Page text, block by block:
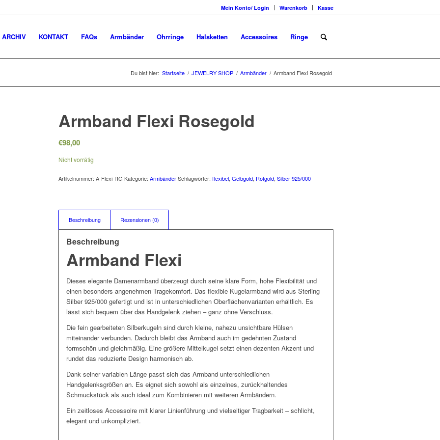
Mein Konto/ Login Warenkorb Kasse
ARCHIV KONTAKT FAQs Armbänder Ohrringe Halsketten Accessoires Ringe
Du bist hier: Startseite / JEWELRY SHOP / Armbänder / Armband Flexi Rosegold
Armband Flexi Rosegold
€98,00
Nicht vorrätig
Artikelnummer:A-Flexi-RG Kategorie:Armbänder Schlagwörter:flexibel,Gelbgold, Rotgold,Silber 925/000
Beschreibung Rezensionen (0)
Beschreibung
Armband Flexi
Dieses elegante Damenarmband überzeugt durch seine klare Form, hohe Flexibilität und
einen besonders angenehmen Tragekomfort. Das flexible Kugelarmband wird aus Sterling
Silber 925/000 gefertigt und ist in unterschiedlichen Oberflächenvarianten erhältlich. Es
lässt sich bequem über das Handgelenk ziehen – ganz ohne Verschluss.
Die fein gearbeiteten Silberkugeln sind durch kleine, nahezu unsichtbare Hülsen
miteinander verbunden. Dadurch bleibt das Armband auch im gedehnten Zustand
formschön und gleichmäßig. Eine größere Mittelkugel setzt einen dezenten Akzent und
rundet das reduzierte Design harmonisch ab.
Dank seiner variablen Länge passt sich das Armband unterschiedlichen
Handgelenksgrößen an. Es eignet sich sowohl als einzelnes, zurückhaltendes
Schmuckstück als auch ideal zum Kombinieren mit weiteren Armbändern.
Ein zeitloses Accessoire mit klarer Linienführung und vielseitiger Tragbarkeit – schlicht,
elegant und unkompliziert.